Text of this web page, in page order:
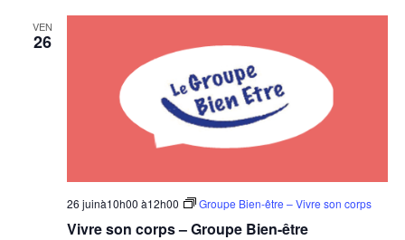
VEN
26
Vivre son corps – Groupe Bien-être
26 juinà10h00 à12h00 Groupe Bien-être – Vivre son corps